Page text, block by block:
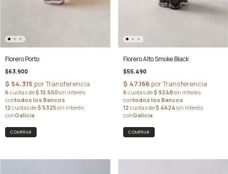
Florero Porto
$63.900
Florero Alto Smoke Black
$55.490